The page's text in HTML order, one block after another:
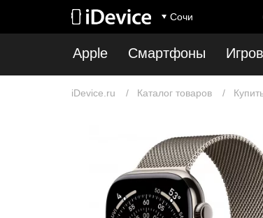
Сочи
Apple Смартфоны
iDevice.ru Каталог товаров